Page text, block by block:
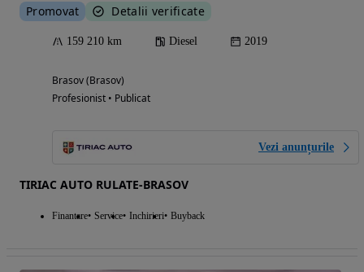
Promovat Detalii verificate
159 210 km Diesel 2019
Brasov (Brasov)
Profesionist • Publicat
Vezi anunțurile
TIRIAC AUTO RULATE-BRASOV
Finantare Service Inchirieri Buyback